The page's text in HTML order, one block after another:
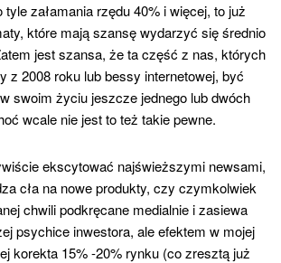
tyle załamania rzędu 40% i więcej, to już
które mają szansę wydarzyć się średnio
jest szansa, że ta część z nas, których
z 2008 roku lub bessy internetowej, być
swoim życiu jeszcze jednego lub dwóch
wcale nie jest to też takie pewne.
ekscytować najświeższymi newsami,
cła na nowe produkty, czy czymkolwiek
chwili podkręcane medialnie i zasiewa
psychice inwestora, ale efektem w mojej
korekta 15% -20% rynku (co zresztą już